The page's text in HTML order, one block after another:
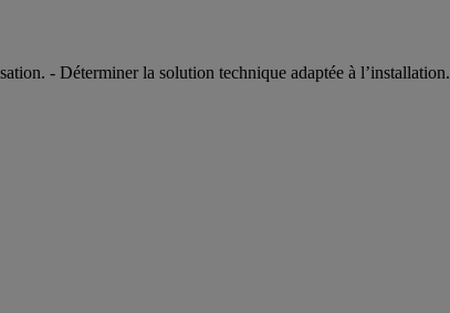
- Déterminer la solution technique adaptée à l’installation.